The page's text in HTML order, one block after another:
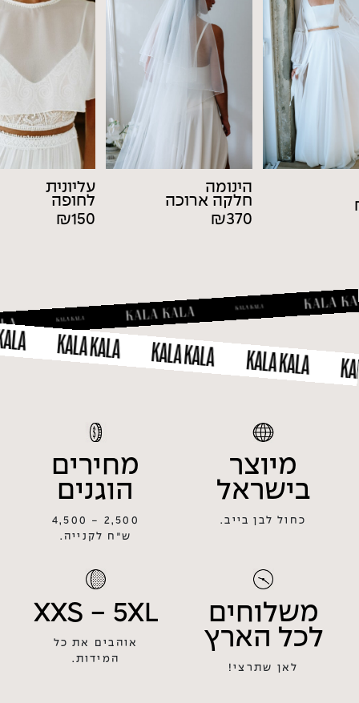
הינומה
חלקה ארוכה
₪370
עליונית
לחופה
₪150
KALA KALA KALA KALA KALA KALA KALA
מיוצר
בישראל
כחול לבן בייב.
מחירים
הוגנים
2,500 - 4,500
ש״ח לקנייה.
משלוחים
לכל הארץ
לאן שתרצי!
XXS - 5XL
אוהבים את כל
המידות.